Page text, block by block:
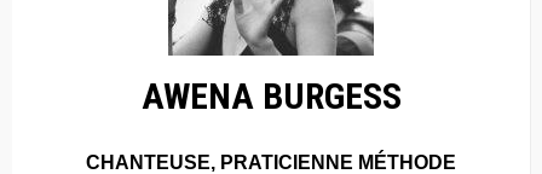
AWENA BURGESS
CHANTEUSE, PRATICIENNE MÉTHODE